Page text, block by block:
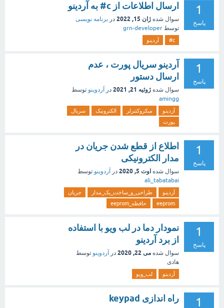
1
پاسخ
ارسال اطلاعات از c# به آردینو
سوال شده ژان 15, 2022 در برنامه نویسی
توسط grn-developer
c# آردینو
1
پاسخ
آردینو سریال پورت ، عدم
ارسال دستور
سوال شده ژوئیه 21, 2021 در آردوینو توسط
amingg
آردینو میکروکنترلر الکترونیک
سریال
پورت
1
پاسخ
اطلاع از قطع شدن جریان در
مدار الکترونیکی
سوال شده اوت 5, 2020 در آردوینو توسط
ali_tabatabai
آردینو طراحی_و_ساخت_یک_مدار
جریان
eeprom
حافظه_eeprom
1
پاسخ
نمودار دما در لب ویو با استفاده
از برد آردینو
سوال شده می 22, 2020 در آردوینو توسط
هادی
آردینو لب_ویو
1 راه اندازی keypad